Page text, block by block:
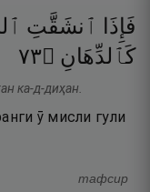
فَإِذَا ٱنشَقَّتِ
كَٱلدِّهَانِ ۝٣٧
ка-д-диҳан.
ӯ мисли гули
тафсир